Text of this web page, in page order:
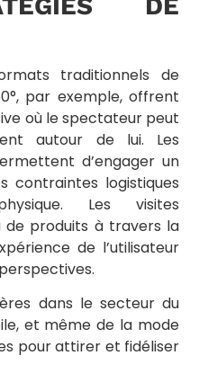
traditionnels de
par exemple, offrent
où le spectateur peut
autour de lui. Les
d’engager un
contraintes logistiques
Les visites
de produits à travers la
de l’utilisateur
dans le secteur du
et même de la mode
pour attirer et fidéliser